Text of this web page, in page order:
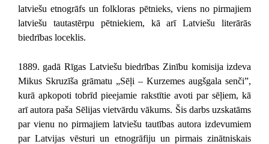
latviešu etnogrāfs un folkloras pētnieks, viens no pirmajiem
latviešu tautastērpu pētniekiem, kā arī Latviešu literārās
biedrības loceklis.
1889. gadā Rīgas Latviešu biedrības Zinību komisija izdeva
Mikus Skruzīša grāmatu „Sēļi – Kurzemes augšgala senči”,
kurā apkopoti tobrīd pieejamie rakstītie avoti par sēļiem, kā
arī autora paša Sēlijas vietvārdu vākums. Šis darbs uzskatāms
par vienu no pirmajiem latviešu tautības autora izdevumiem
par Latvijas vēsturi un etnogrāfiju un pirmais zinātniskais